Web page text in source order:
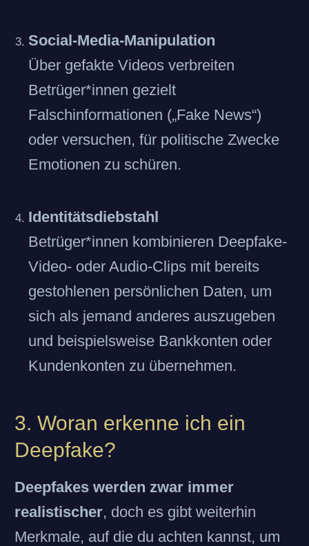
Social-Media-Manipulation
Über gefakte Videos verbreiten
Betrüger*innen gezielt
Falschinformationen („Fake News“)
oder versuchen, für politische Zwecke
Emotionen zu schüren.
Identitätsdiebstahl
Betrüger*innen kombinieren Deepfake-
Video- oder Audio-Clips mit bereits
gestohlenen persönlichen Daten, um
sich als jemand anderes auszugeben
und beispielsweise Bankkonten oder
Kundenkonten zu übernehmen.
3. Woran erkenne ich ein
Deepfake?
Deepfakes werden zwar immer
realistischer, doch es gibt weiterhin
Merkmale, auf die du achten kannst, um